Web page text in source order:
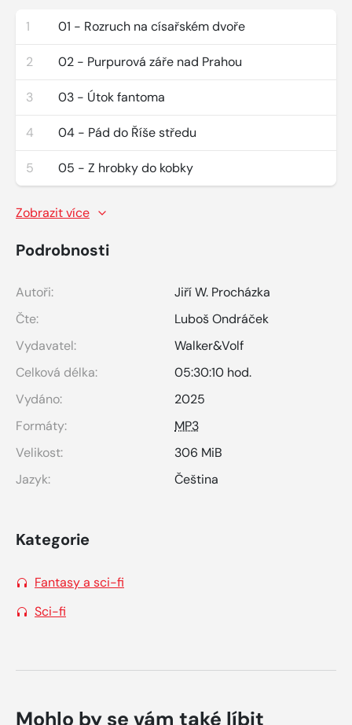
1 01 - Rozruch na císařském dvoře
2 02 - Purpurová záře nad Prahou
3 03 - Útok fantoma
4 04 - Pád do Říše středu
5 05 - Z hrobky do kobky
Zobrazit více
Podrobnosti
Autoři:
Jiří W. Procházka
Čte:
Luboš Ondráček
Vydavatel:
Walker&Volf
Celková délka:
05:30:10 hod.
Vydáno:
2025
Formáty:
MP3
Velikost:
306 MiB
Jazyk:
Čeština
Kategorie
Fantasy a sci-fi
Sci-fi
Mohlo by se vám také líbit